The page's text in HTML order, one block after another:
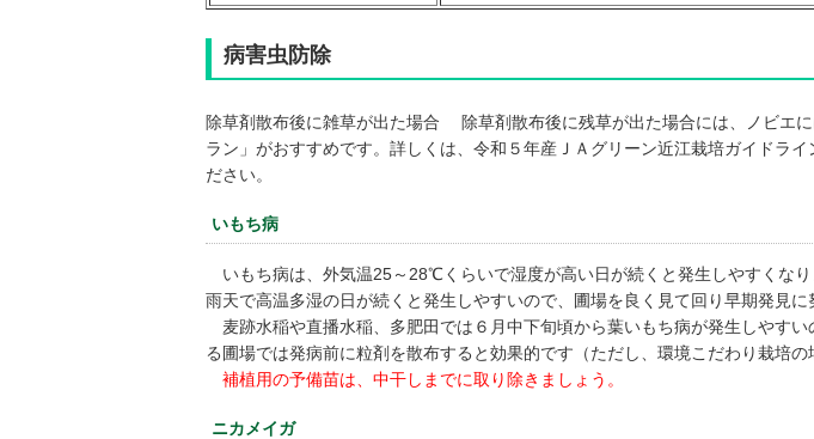
病害虫防除
除草剤散布後に雑草が出た場合 除草剤散布後に残草が出た場合には、ノビエ
ラン」がおすすめです。詳しくは、令和５年産ＪＡグリーン近江栽培ガイドラ
ださい。
いもち病
いもち病は、外気温25～28℃くらいで湿度が高い日が続くと発生しやすくな
雨天で高温多湿の日が続くと発生しやすいので、圃場を良く見て回り早期発見に
麦跡水稲や直播水稲、多肥田では６月中下旬頃から葉いもち病が発生しやす
る圃場では発病前に粒剤を散布すると効果的です（ただし、環境こだわり栽培の
補植用の予備苗は、中干しまでに取り除きましょう。
ニカメイガ